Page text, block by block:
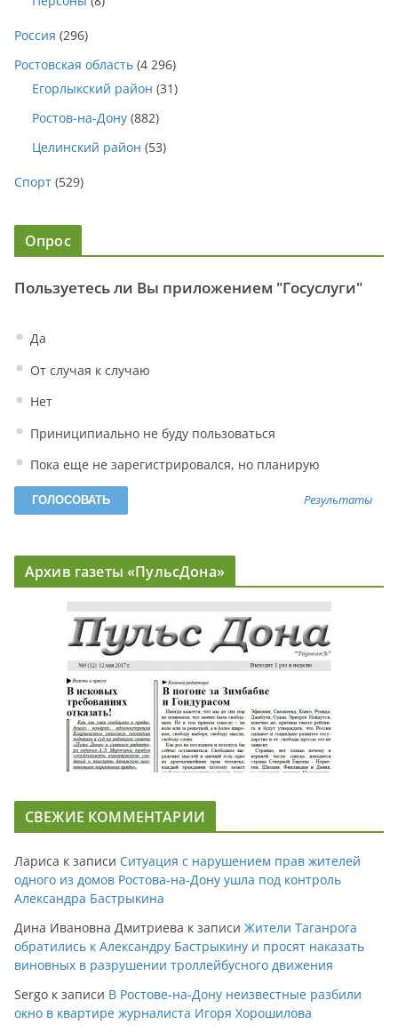
Россия (296)
Ростовская область (4 296)
Егорлыкский район (31)
Ростов-на-Дону (882)
Целинский район (53)
Спорт (529)
Опрос
Пользуетесь ли Вы приложением "Госуслуги"
Да
От случая к случаю
Нет
Приниципиально не буду пользоваться
Пока еще не зарегистрировался, но планирую
Результаты
Архив газеты «ПульсДона»
СВЕЖИЕ КОММЕНТАРИИ
Лариса к записи Ситуация с нарушением прав жителей
одного из домов Ростова-на-Дону ушла под контроль
Александра Бастрыкина
Дина Ивановна Дмитриева к записи Жители Таганрога
обратились к Александру Бастрыкину и просят наказать
виновных в разрушении троллейбусного движения
Sergo к записи В Ростове-на-Дону неизвестные разбили
окно в квартире журналиста Игоря Хорошилова